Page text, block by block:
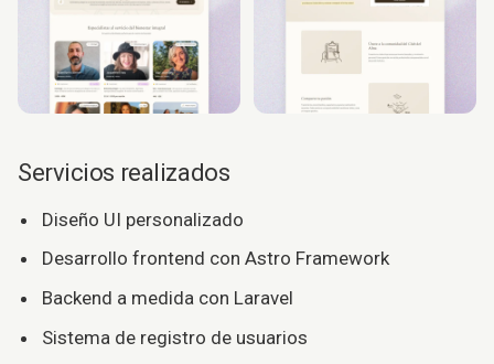
Servicios realizados
Diseño UI personalizado
Desarrollo frontend con Astro Framework
Backend a medida con Laravel
Sistema de registro de usuarios